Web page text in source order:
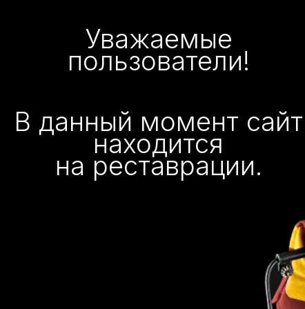
Уважаемые
пользователи!
В данный момент сайт
находится
на реставрации.